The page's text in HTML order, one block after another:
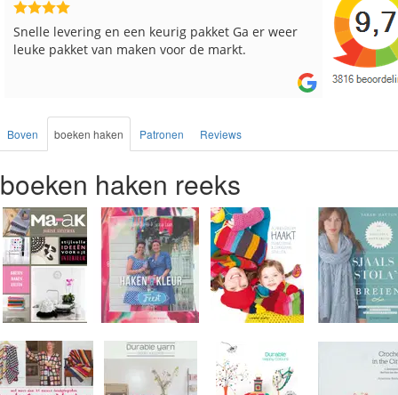
Reeds meerdere keren breigaren en breinaalden
besteld, altijd heel tevreden over de service.
Snelle
Boven boeken haken Patronen Reviews
boeken haken reeks